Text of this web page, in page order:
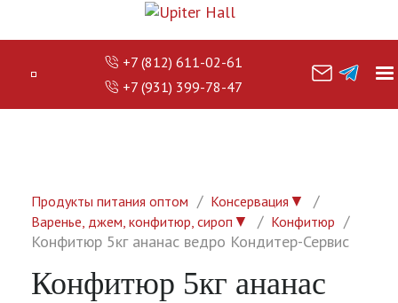
+7 (812) 611-02-61
+7 (931) 399-78-47
Продукты питания оптом Консервация ▼
Варенье, джем, конфитюр, сироп ▼ Конфитюр
Конфитюр 5кг ананас ведро Кондитер-Сервис
Конфитюр 5кг ананас